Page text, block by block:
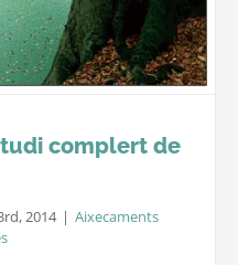
complert de
2014 | Aixecaments